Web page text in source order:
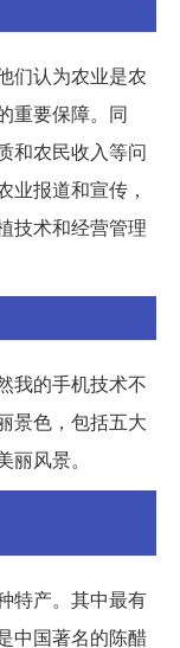
们认为农业是农
重要保障。同
和农民收入等问
业报道和宣传，
技术和经营管理
我的手机技术不
景色，包括五大
风景。
特产。其中最有
中国著名的陈醋